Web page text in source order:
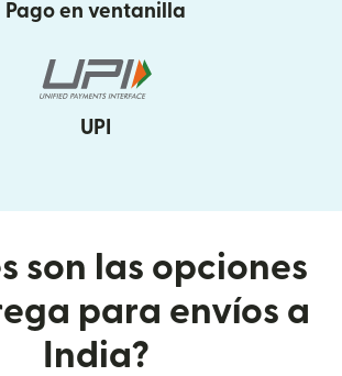
Pago en ventanilla
UPI
son las opciones
para envíos a
India?